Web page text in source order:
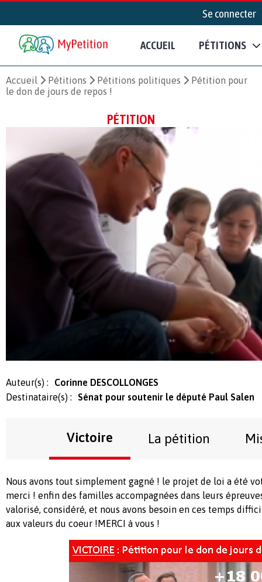
Se connecter
ACCUEIL PÉTITIONS
Accueil Pétitions Pétitions politiques
Pétition pour
le don de jours de repos !
PÉTITION
Auteur(s) :
Corinne DESCOLLONGES
Destinataire(s) :
Sénat pour soutenir le député Paul Salen
Victoire La pétition
Nous avons tout simplement gagné ! le projet de loi a été
merci ! enfin des familles accompagnées dans leurs
valorisé, considéré, et nous avons besoin en ces temps
aux valeurs du coeur !MERCI à vous !